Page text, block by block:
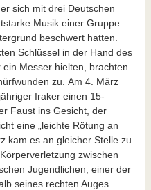
sich mit drei Deutschen
Musik einer Gruppe
beschwert hatten.
Schlüssel in der Hand des
Messer hielten, brachten
zu. Am 4. März
Iraker einen 15-
Faust ins Gesicht, der
eine „leichte Rötung an
kam es an gleicher Stelle zu
zwischen
Jugendlichen; einer der
seines rechten Auges.